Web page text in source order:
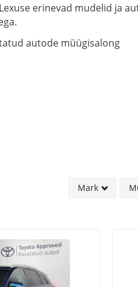
erinevad mudelid ja
autode müügisalong
Mark